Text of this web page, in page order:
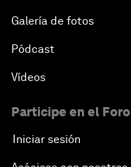
Galería de fotos
Pódcast
Vídeos
Participe en el Foro
Iniciar sesión